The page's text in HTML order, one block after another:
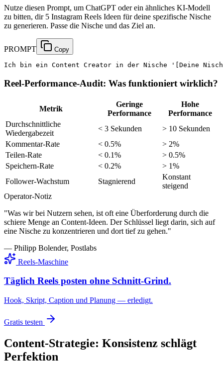
Nutze diesen Prompt, um ChatGPT oder ein ähnliches KI-Modell
zu bitten, dir 5 Instagram Reels Ideen für deine spezifische Nische
zu generieren. Passe die Nische und das Ziel an.
PROMPT Copy
Ich bin ein Content Creator in der Nische '[Deine
Reel-Performance-Audit: Was funktioniert wirklich?
Metrik
Geringe
Performance
Hohe
Performance
Durchschnittliche
Wiedergabezeit
< 3 Sekunden
> 10 Sekunden
Kommentar-Rate
< 0.5%
> 2%
Teilen-Rate
< 0.1%
> 0.5%
Speichern-Rate
< 0.2%
> 1%
Follower-Wachstum
Stagnierend
Konstant
steigend
Operator-Notiz
"Was wir bei Nutzern sehen, ist oft eine Überforderung durch die
schiere Menge an Content-Ideen. Der Schlüssel liegt darin, sich auf
eine Nische zu konzentrieren und dort tief zu gehen."
— Philipp Bolender, Postlabs
Reels-Maschine
Täglich Reels posten ohne Schnitt-Grind.
Hook, Skript, Caption und Planung — erledigt.
Gratis testen
Content-Strategie: Konsistenz schlägt
Perfektion